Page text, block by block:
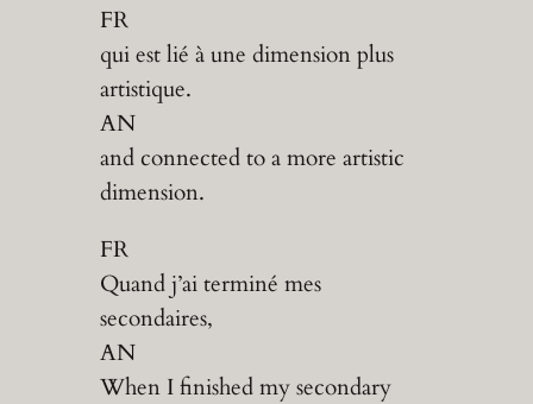
FR
qui est lié à une dimension plus
artistique.
AN
and connected to a more artistic
dimension.
FR
Quand j’ai terminé mes
secondaires,
AN
When I finished my secondary